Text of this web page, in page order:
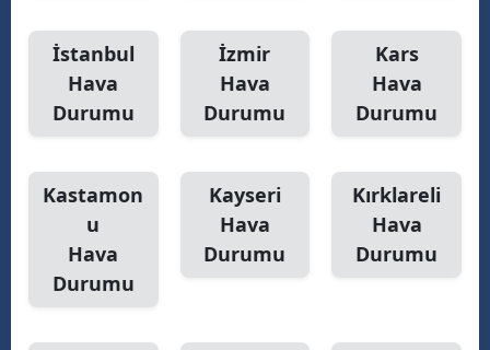
İstanbul
Hava
Durumu
İzmir
Hava
Durumu
Kars
Hava
Durumu
Kastamon
u
Hava
Durumu
Kayseri
Hava
Durumu
Kırklareli
Hava
Durumu